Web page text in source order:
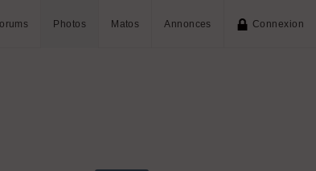
Photos Matos Annonces Connexion